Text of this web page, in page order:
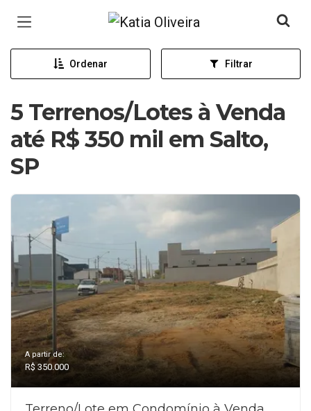
Página inicial
Ordenar Filtrar
5 Terrenos/Lotes à Venda
até R$ 350 mil em Salto,
SP
A partir de:
R$ 350.000